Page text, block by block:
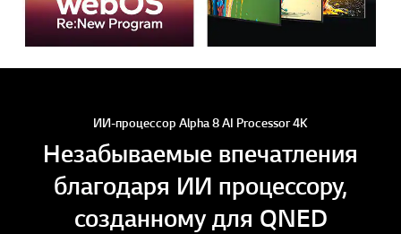
ИИ-процессор Alpha 8 AI Processor 4K
Незабываемые впечатления
благодаря ИИ процессору,
созданному для QNED